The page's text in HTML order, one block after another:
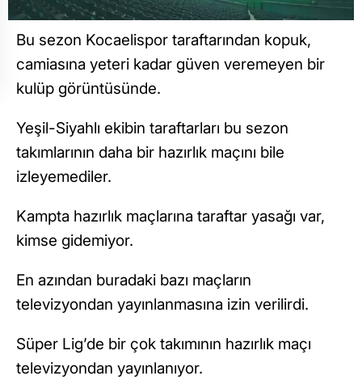
Bu sezon Kocaelispor taraftarından kopuk,
camiasına yeteri kadar güven veremeyen bir
kulüp görüntüsünde.
Yeşil-Siyahlı ekibin taraftarları bu sezon
takımlarının daha bir hazırlık maçını bile
izleyemediler.
Kampta hazırlık maçlarına taraftar yasağı var,
kimse gidemiyor.
En azından buradaki bazı maçların
televizyondan yayınlanmasına izin verilirdi.
Süper Lig’de bir çok takımının hazırlık maçı
televizyondan yayınlanıyor.